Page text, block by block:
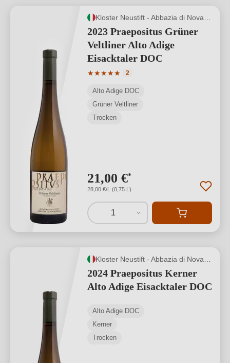
2023 Praepositus Grüner
Veltliner Alto Adige
Eisacktaler DOC
★★★★★
Durchschnittliche Bewertung von 5
2
Alto Adige DOC
Grüner Veltliner
Trocken
21,00 €*
28,00 €/L (0,75 L)
1
2024 Praepositus Kerner
Alto Adige Eisacktaler DOC
Alto Adige DOC
Kerner
Trocken